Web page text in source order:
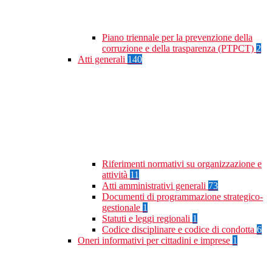
Piano triennale per la prevenzione della
corruzione e della trasparenza (PTPCT) 2
Atti generali 140
Riferimenti normativi su organizzazione e
attività 11
Atti amministrativi generali 73
Documenti di programmazione strategico-
gestionale 1
Statuti e leggi regionali 1
Codice disciplinare e codice di condotta 6
Oneri informativi per cittadini e imprese 1